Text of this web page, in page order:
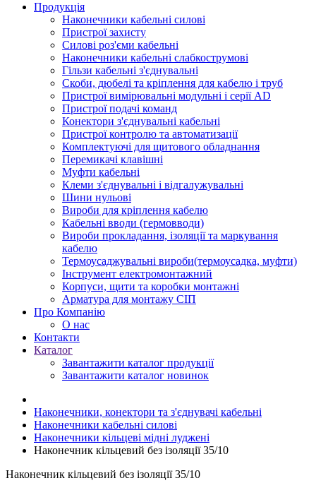
Продукція
Наконечники кабельні силові
Пристрої захисту
Силові роз'єми кабельні
Наконечники кабельні слабкострумові
Гільзи кабельні з'єднувальні
Скоби, дюбелі та кріплення для кабелю і труб
Пристрої вимірювальні модульні і серії AD
Пристрої подачі команд
Конектори з'єднувальні кабельні
Пристрої контролю та автоматизації
Комплектуючі для щитового обладнання
Перемикачі клавішні
Муфти кабельні
Клеми з'єднувальні і відгалужувальні
Шини нульові
Вироби для кріплення кабелю
Кабельні вводи (гермовводи)
Вироби прокладання, iзоляції та маркування
кабелю
Термоусаджувальні вироби(термоусадка, муфти)
Інструмент електромонтажний
Корпуси, щити та коробки монтажні
Арматура для монтажу СІП
Про Компанію
О нас
Контакти
Каталог
Завантажити каталог продукції
Завантажити каталог новинок
Наконечники, конектори та з'єднувачі кабельні
Наконечники кабельні силові
Наконечники кільцеві мідні луджені
Наконечник кільцевий без ізоляції 35/10
Наконечник кільцевий без ізоляції 35/10